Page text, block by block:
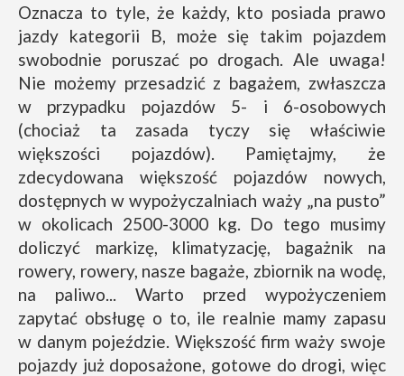
Oznacza to tyle, że każdy, kto posiada prawo
jazdy kategorii B, może się takim pojazdem
swobodnie poruszać po drogach. Ale uwaga!
Nie możemy przesadzić z bagażem, zwłaszcza
w przypadku pojazdów 5- i 6-osobowych
(chociaż ta zasada tyczy się właściwie
większości pojazdów). Pamiętajmy, że
zdecydowana większość pojazdów nowych,
dostępnych w wypożyczalniach waży „na pusto”
w okolicach 2500-3000 kg. Do tego musimy
doliczyć markizę, klimatyzację, bagażnik na
rowery, rowery, nasze bagaże, zbiornik na wodę,
na paliwo... Warto przed wypożyczeniem
zapytać obsługę o to, ile realnie mamy zapasu
w danym pojeździe. Większość firm waży swoje
pojazdy już doposażone, gotowe do drogi, więc